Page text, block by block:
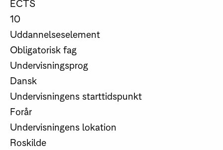
ECTS
10
Uddannelseselement
Obligatorisk fag
Undervisningsprog
Dansk
Undervisningens starttidspunkt
Forår
Undervisningens lokation
Roskilde